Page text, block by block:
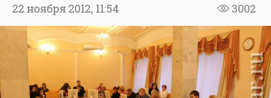
3002
22 ноября 2012, 11:54